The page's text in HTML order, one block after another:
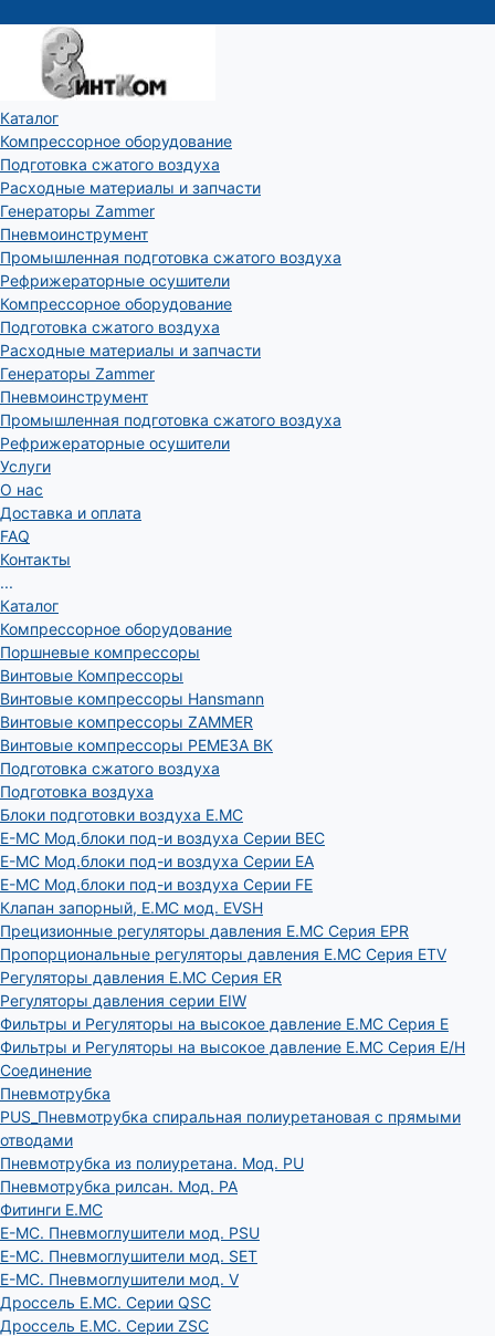
Каталог
Компрессорное оборудование
Подготовка сжатого воздуха
Расходные материалы и запчасти
Генераторы Zammer
Пневмоинструмент
Промышленная подготовка сжатого воздуха
Рефрижераторные осушители
Компрессорное оборудование
Подготовка сжатого воздуха
Расходные материалы и запчасти
Генераторы Zammer
Пневмоинструмент
Промышленная подготовка сжатого воздуха
Рефрижераторные осушители
Услуги
О нас
Доставка и оплата
FAQ
Контакты
...
Каталог
Компрессорное оборудование
Поршневые компрессоры
Винтовые Компрессоры
Винтовые компрессоры Hansmann
Винтовые компрессоры ZAMMER
Винтовые компрессоры РЕМЕЗА ВК
Подготовка сжатого воздуха
Подготовка воздуха
Блоки подготовки воздуха E.MC
E-MC Мод.блоки под-и воздуха Серии BEC
E-MC Мод.блоки под-и воздуха Серии EA
E-MC Мод.блоки под-и воздуха Серии FE
Клапан запорный, E.MC мод. EVSH
Прецизионные регуляторы давления E.MC Серия EPR
Пропорциональные регуляторы давления E.MC Серия ETV
Регуляторы давления E.MC Серия ER
Регуляторы давления серии EIW
Фильтры и Регуляторы на высокое давление E.MC Серия E
Фильтры и Регуляторы на высокое давление E.MC Серия E/H
Соединение
Пневмотрубка
PUS_Пневмотрубка спиральная полиуретановая с прямыми
отводами
Пневмотрубка из полиуретана. Мод. РU
Пневмотрубка рилсан. Мод. PA
Фитинги E.MC
E-MC. Пневмоглушители мод. PSU
E-MC. Пневмоглушители мод. SET
E-MC. Пневмоглушители мод. V
Дроссель E.MC. Серии QSC
Дроссель E.MC. Серии ZSC